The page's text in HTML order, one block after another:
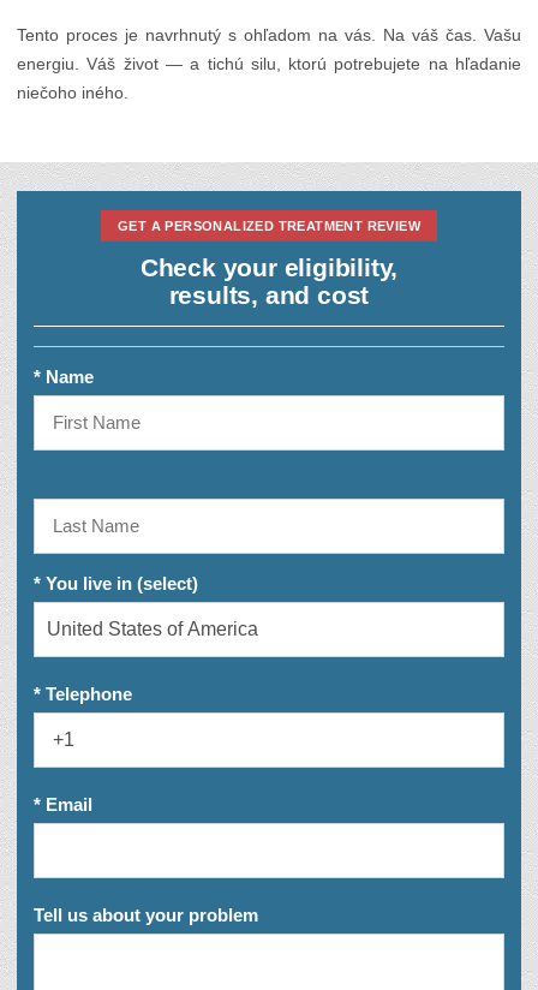
Tento proces je navrhnutý s ohľadom na vás. Na váš čas. Vašu
energiu. Váš život — a tichú silu, ktorú potrebujete na hľadanie
niečoho iného.
GET A PERSONALIZED TREATMENT REVIEW
Check your eligibility,
results, and cost
* Name
* You live in (select)
* Telephone
* Email
Tell us about your problem